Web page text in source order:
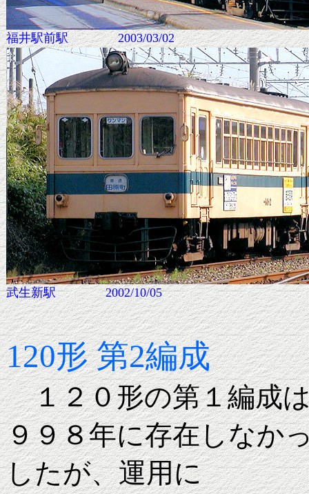
福井駅前駅 2003/03/02
武生新駅 2002/10/05
120形 第2編成
１２０形の第１編成は
９９８年に存在しなか
したが、運用に